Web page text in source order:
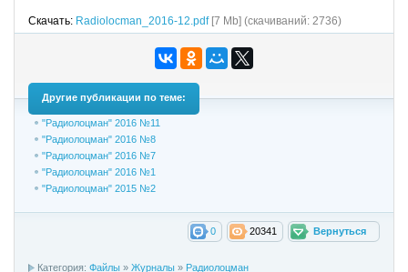
Скачать: Radiolocman_2016-12.pdf[7 Mb] (cкачиваний: 2736)
Другие публикации по теме:
"Радиолоцман" 2016 №11
"Радиолоцман" 2016 №8
"Радиолоцман" 2016 №7
"Радиолоцман" 2016 №1
"Радиолоцман" 2015 №2
Вернуться
20341
0
Категория: Файлы » Журналы » Радиолоцман